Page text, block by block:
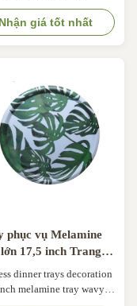
details. (28)
Break Resistant The
bicoloured plastic
is practical, stable,
break-resistant, durable,
safe and perfectly
as a fruit bowl, salad
snack bowl ...
Nhận giá tốt nhất
phục vụ Melamine
17,5 inch Trang
thất Eco Freindly
dinner trays decoration
melamine tray wavy